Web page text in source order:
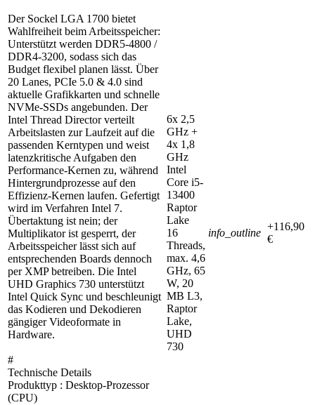
Der Sockel LGA 1700 bietet
Wahlfreiheit beim Arbeitsspeicher:
Unterstützt werden DDR5-4800 /
DDR4-3200, sodass sich das
Budget flexibel planen lässt. Über
20 Lanes, PCIe 5.0 & 4.0 sind
aktuelle Grafikkarten und schnelle
NVMe-SSDs angebunden. Der
Intel Thread Director verteilt
Arbeitslasten zur Laufzeit auf die
passenden Kerntypen und weist
latenzkritische Aufgaben den
Performance-Kernen zu, während
Hintergrundprozesse auf den
Effizienz-Kernen laufen. Gefertigt
wird im Verfahren Intel 7.
Übertaktung ist nein; der
Multiplikator ist gesperrt, der
Arbeitsspeicher lässt sich auf
entsprechenden Boards dennoch
per XMP betreiben. Die Intel
UHD Graphics 730 unterstützt
Intel Quick Sync und beschleunigt
das Kodieren und Dekodieren
gängiger Videoformate in
Hardware.
#
Technische Details
Produkttyp : Desktop-Prozessor
(CPU)
6x 2,5
GHz +
4x 1,8
GHz
Intel
Core i5-
13400
Raptor
Lake
16
Threads,
max. 4,6
GHz, 65
W, 20
MB L3,
Raptor
Lake,
UHD
730
info_outline
+116,90
€